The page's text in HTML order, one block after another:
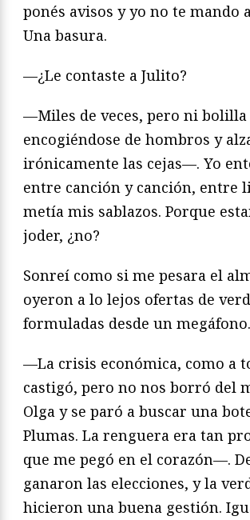
ponés avisos y yo no te mando
Una basura.
—¿Le contaste a Julito?
—Miles de veces, pero ni
encogiéndose de hombros y
irónicamente las cejas—. Yo
entre canción y canción, entre
metía mis sablazos. Porque
joder, ¿no?
Sonreí como si me pesara el
oyeron a lo lejos ofertas de
formuladas desde un megáfono.
—La crisis económica, como a
castigó, pero no nos borró del
Olga y se paró a buscar una
Plumas. La renguera era tan
que me pegó en el corazón—.
ganaron las elecciones, y la
hicieron una buena gestión.